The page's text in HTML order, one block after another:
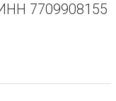
7709908155